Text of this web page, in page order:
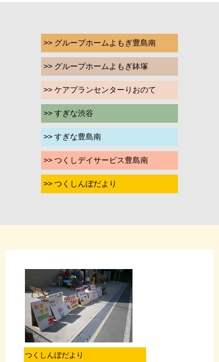
>> グループホームよもぎ豊島南
>> グループホームよもぎ鉢塚
>> ケアプランセンターりおのて
>> すぎな渋谷
>> すぎな豊島南
>> つくしデイサービス豊島南
>> つくしんぼだより
つくしんぼだより